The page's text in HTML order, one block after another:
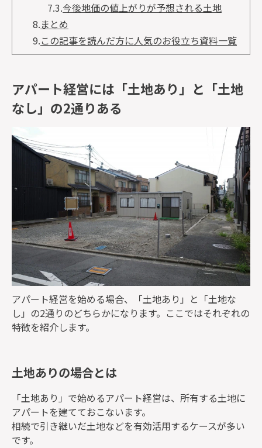
7.3.今後地価の値上がりが予想される土地
8.まとめ
9.この記事を読んだ方に人気のお役立ち資料一覧
アパート経営には「土地あり」と「土地
なし」の2通りある
アパート経営を始める場合、「土地あり」と「土地な
し」の2通りのどちらかになります。ここではそれぞれの
特徴を紹介します。
土地ありの場合とは
「土地あり」で始めるアパート経営は、所有する土地に
アパートを建てておこないます。
相続で引き継いだ土地などを有効活用するケースが多い
です。